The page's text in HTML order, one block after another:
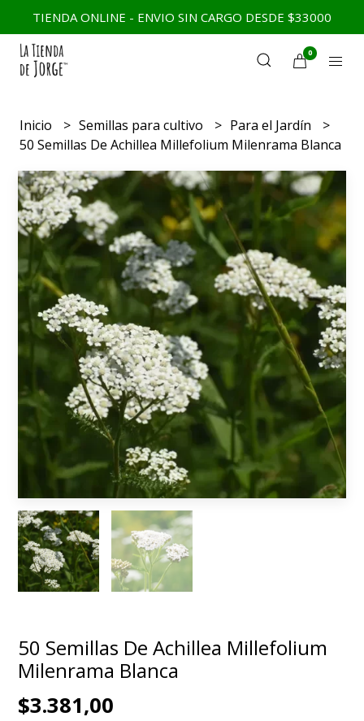
TIENDA ONLINE - ENVIO SIN CARGO DESDE $33000
0
Inicio Semillas para cultivo
Para el Jardín
50 Semillas De Achillea Millefolium Milenrama Blanca
50 Semillas De Achillea Millefolium
Milenrama Blanca
$3.381,00